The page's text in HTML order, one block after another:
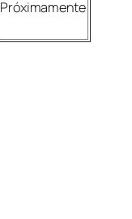
Próximamente